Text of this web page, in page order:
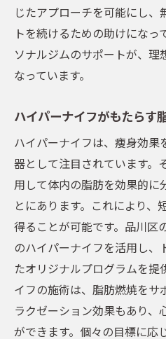
持続可能なダイエ
ストレスフリーな
トレーニングを楽
品川区での新しい運
品川区で選ぶ！ハイパ
ハイパーナイフと
品川区のおすすめ
最新機器を取り入
パーソナルケアに
ジムでのケアがも
体験者の声：融合
じたアプローチを可能にし、
トを続けるための助けになっ
ソナルジムのサポートが、理
なっています。
ハイパーナイフがもたらす
ハイパーナイフは、痩身効果
器として注目されています。
用して体内の脂肪を効果的に
とにあります。これにより、
得ることが可能です。品川区
のハイパーナイフを活用し
たオリジナルプログラムを提
イフの施術は、脂肪燃焼をサ
ラクゼーション効果もあり、
ができます。個々の目標に応